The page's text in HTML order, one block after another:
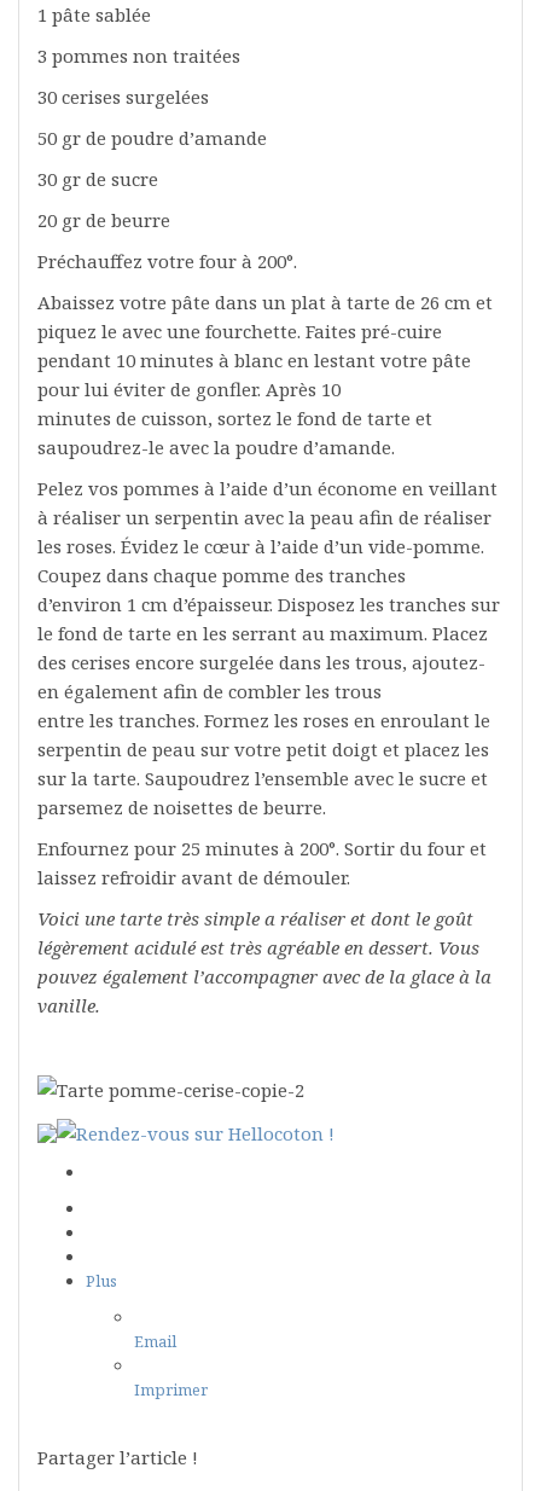
1 pâte sablée
3 pommes non traitées
30 cerises surgelées
50 gr de poudre d’amande
30 gr de sucre
20 gr de beurre
Préchauffez votre four à 200°.
Abaissez votre pâte dans un plat à tarte de 26 cm et
piquez le avec une fourchette. Faites pré-cuire
pendant 10 minutes à blanc en lestant votre pâte
pour lui éviter de gonfler. Après 10
minutes de cuisson, sortez le fond de tarte et
saupoudrez-le avec la poudre d’amande.
Pelez vos pommes à l’aide d’un économe en veillant
à réaliser un serpentin avec la peau afin de réaliser
les roses. Évidez le cœur à l’aide d’un vide-pomme.
Coupez dans chaque pomme des tranches
d’environ 1 cm d’épaisseur. Disposez les tranches sur
le fond de tarte en les serrant au maximum. Placez
des cerises encore surgelée dans les trous, ajoutez-
en également afin de combler les trous
entre les tranches. Formez les roses en enroulant le
serpentin de peau sur votre petit doigt et placez les
sur la tarte. Saupoudrez l’ensemble avec le sucre et
parsemez de noisettes de beurre.
Enfournez pour 25 minutes à 200°. Sortir du four et
laissez refroidir avant de démouler.
Voici une tarte très simple a réaliser et dont le goût
légèrement acidulé est très agréable en dessert. Vous
pouvez également l’accompagner avec de la glace à la
vanille.
Plus
Email
Imprimer
Partager l’article !